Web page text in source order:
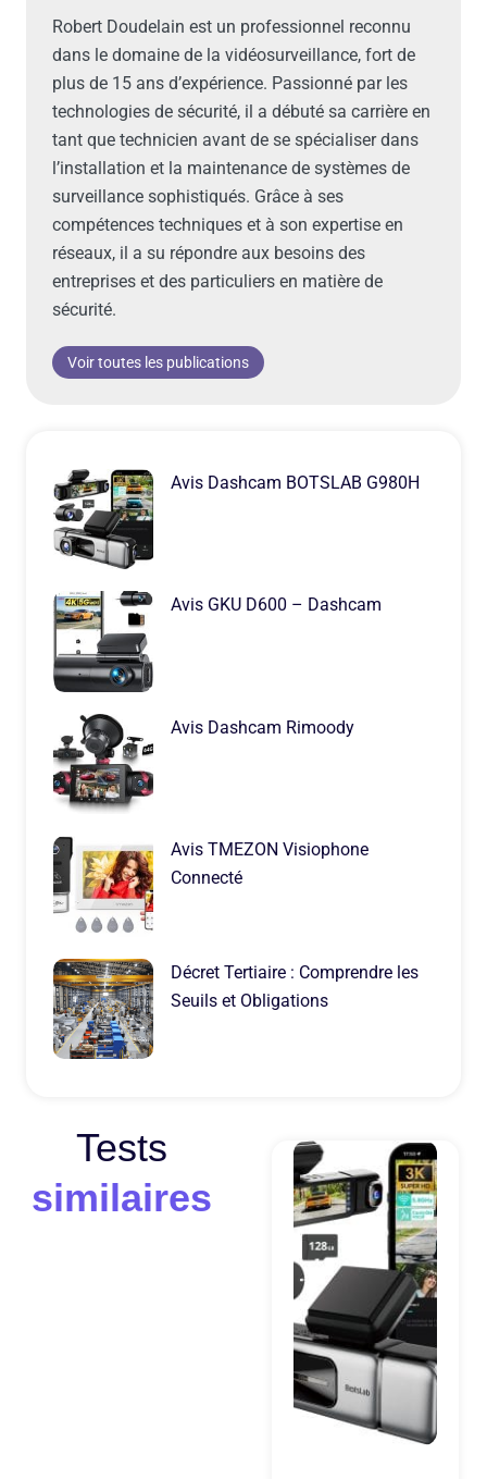
Robert Doudelain est un professionnel reconnu
dans le domaine de la vidéosurveillance, fort de
plus de 15 ans d’expérience. Passionné par les
technologies de sécurité, il a débuté sa carrière en
tant que technicien avant de se spécialiser dans
l’installation et la maintenance de systèmes de
surveillance sophistiqués. Grâce à ses
compétences techniques et à son expertise en
réseaux, il a su répondre aux besoins des
entreprises et des particuliers en matière de
sécurité.
Voir toutes les publications
Avis Dashcam BOTSLAB G980H
Avis GKU D600 – Dashcam
Avis Dashcam Rimoody
Avis TMEZON Visiophone
Connecté
Décret Tertiaire : Comprendre les
Seuils et Obligations
Tests
similaires